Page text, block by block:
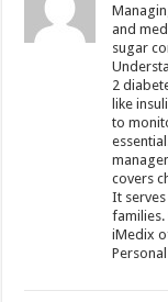
and
sugar
2
like
to
covers
It
families.
iMedix